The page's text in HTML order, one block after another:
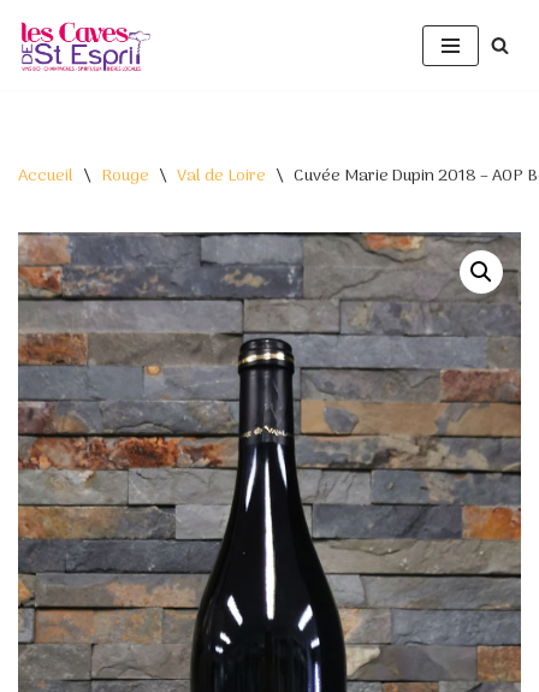
Aller
Accueil \ Rouge \ Val de Loire \ Cuvée Marie Dupin 2018 – AOP